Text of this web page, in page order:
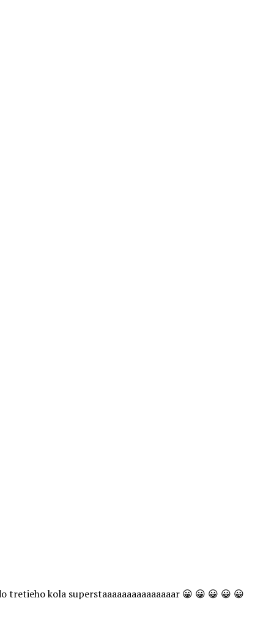
kola superstaaaaaaaaaaaaaaar 😀 😀 😀 😀 😀